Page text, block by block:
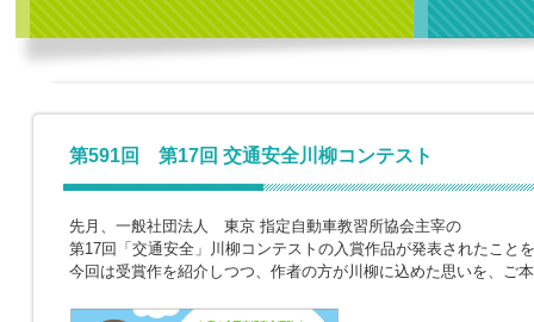
第591回 第17回 交通安全川柳コンテスト
先月、一般社団法人 東京 指定自動車教習所協会主宰の
第17回「交通安全」川柳コンテストの入賞作品が発表されたこと
今回は受賞作を紹介しつつ、作者の方が川柳に込めた思いを、ご